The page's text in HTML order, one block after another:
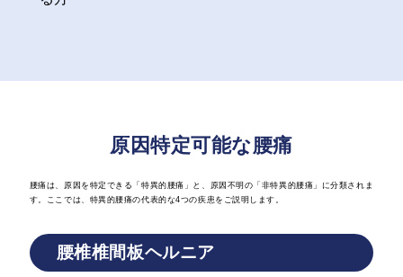
原因特定可能な腰痛
腰痛は、原因を特定できる「特異的腰痛」と、原因不明の「非特異的腰痛」に分類されま
す。ここでは、特異的腰痛の代表的な4つの疾患をご説明します。
腰椎椎間板ヘルニア